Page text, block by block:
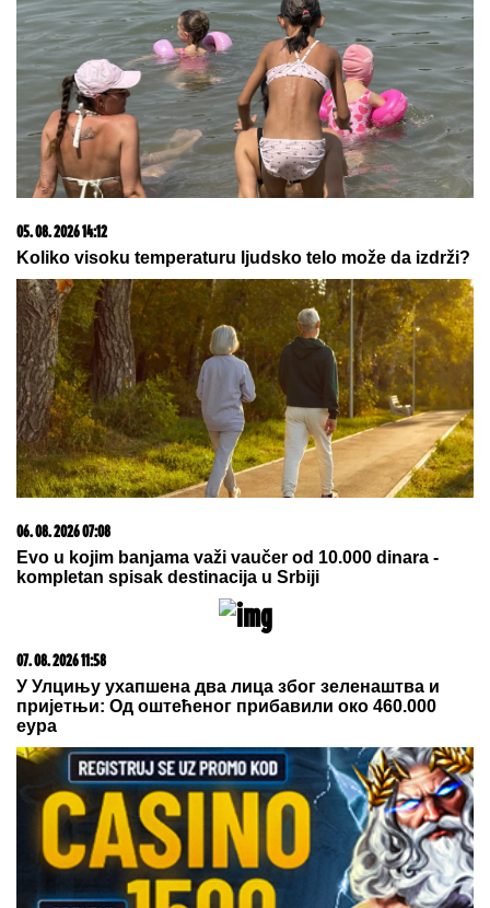
Danas stižu olujni udari i grmljavina! RHMZ popalio
trostruki alarm za ove delove Srbije
NAŠA PEVAČICA SE SRELA SA
MILANOM STANKOVIĆEMOtkrila
detalje o pevaču koje javnost ne zna,
pomenula i njegov POVRATAK o kom
svi pričaju (VIDEO)
VRELI KADROVI NAKON
POMIRENJA!Ajkule OPKOLILE
Anđelu i Gastoza usred okeana:
Provod pred ulazak u "Elitu 10"
(FOTO, VIDEO)
by Aklamator
07. 08. 2026 12:14
Три деценије без правде: Положени венци за Србе
страдале на Петровачкој цести
07. 08. 2026 09:14
Сазнања „Политике”: Црна Гора следећа у војном
савезу Загреба, Тиране и Приштине